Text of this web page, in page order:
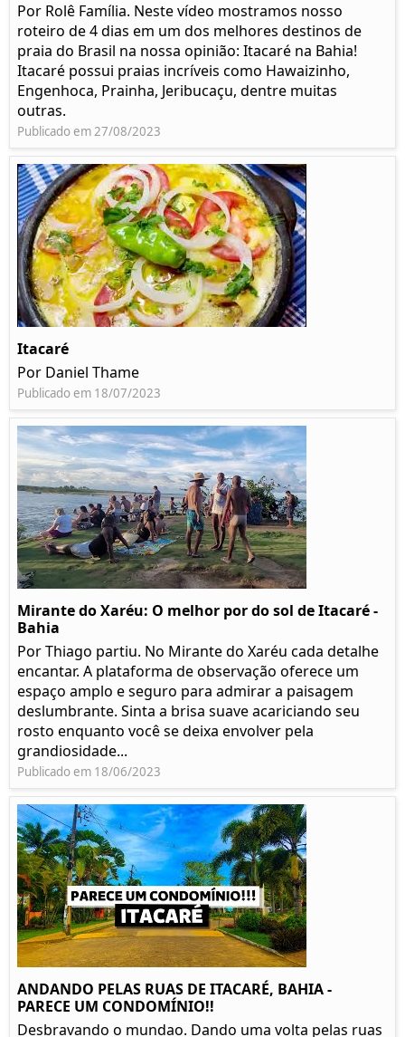
Por Rolê Família. Neste vídeo mostramos nosso
roteiro de 4 dias em um dos melhores destinos de
praia do Brasil na nossa opinião: Itacaré na Bahia!
Itacaré possui praias incríveis como Hawaizinho,
Engenhoca, Prainha, Jeribucaçu, dentre muitas
outras.
Publicado em 27/08/2023
Itacaré
Por Daniel Thame
Publicado em 18/07/2023
Mirante do Xaréu: O melhor por do sol de Itacaré -
Bahia
Por Thiago partiu. No Mirante do Xaréu cada detalhe
encantar. A plataforma de observação oferece um
espaço amplo e seguro para admirar a paisagem
deslumbrante. Sinta a brisa suave acariciando seu
rosto enquanto você se deixa envolver pela
grandiosidade...
Publicado em 18/06/2023
ANDANDO PELAS RUAS DE ITACARÉ, BAHIA -
PARECE UM CONDOMÍNIO!!
Desbravando o mundao. Dando uma volta pelas ruas